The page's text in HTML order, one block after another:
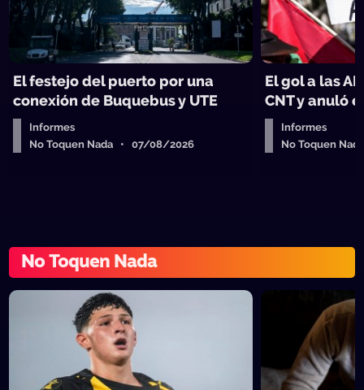
El festejo del puerto por una
conexión de Buquebus y UTE
Informes
No Toquen Nada • 07/08/2026
El gol a las
CNT y anuló
Informes
No Toquen
No Toquen Nada